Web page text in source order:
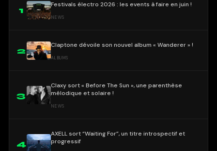
1
Festivals électro 2026 : les events à faire en juin !
NEWS
2
Claptone dévoile son nouvel album « Wanderer » !
ALBUMS
3
Claxy sort « Before The Sun », une parenthèse
mélodique et solaire !
NEWS
4
AXELL sort “Waiting For”, un titre introspectif et
progressif